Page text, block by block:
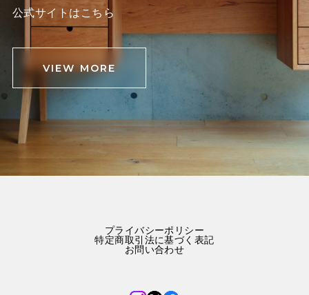
公式サイトはこちら
VIEW MORE
プライバシーポリシー
特定商取引法に基づく表記
お問い合わせ